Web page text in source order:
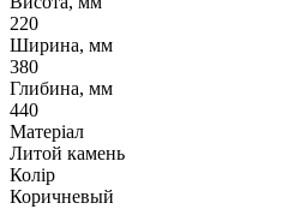
220
Ширина, мм
380
Глибина, мм
440
Матеріал
Литой камень
Колір
Коричневый